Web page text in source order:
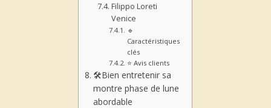
Filippo Loreti
Venice
🔹
Caractéristiques
clés
⭐ Avis clients
🛠️Bien entretenir sa
montre phase de lune
abordable